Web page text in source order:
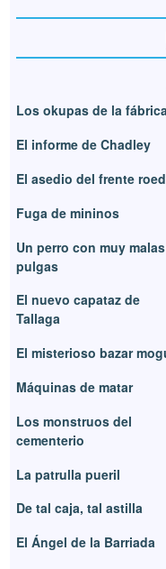
Los okupas de la
El informe de Chadley
El asedio del frente
Fuga de mininos
Un perro con muy malas
pulgas
El nuevo capataz de
Tallaga
El misterioso bazar
Máquinas de matar
Los monstruos del
cementerio
La patrulla pueril
De tal caja, tal astilla
El Ángel de la Barriada